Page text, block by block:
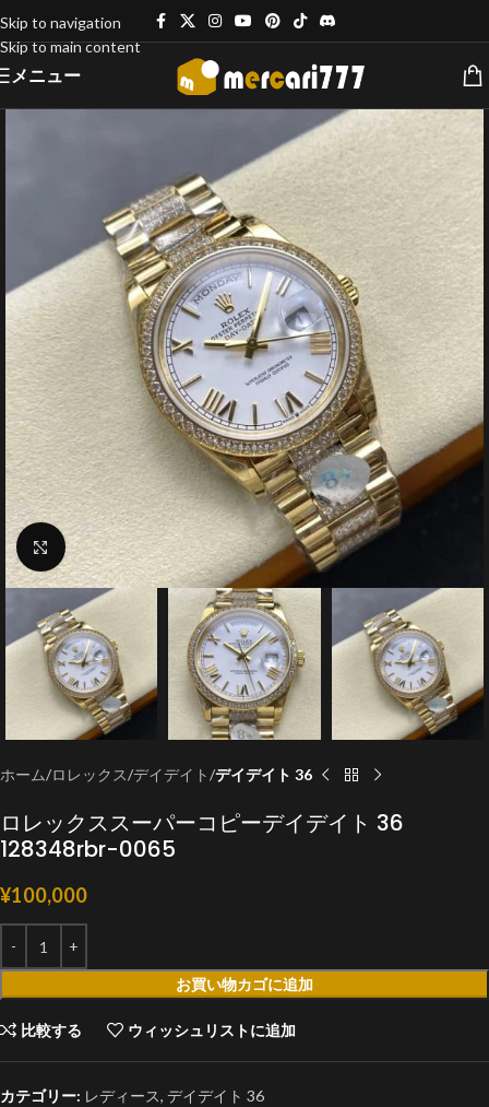
Skip to navigation
Skip to main content
メニュー
クリックで拡大
ホーム ロレックス デイデイト デイデイト 36
ロレックススーパーコピーデイデイト 36
128348rbr-0065
¥100,000
お買い物カゴに追加
比較する ウィッシュリストに追加
カテゴリー: レディース, デイデイト 36